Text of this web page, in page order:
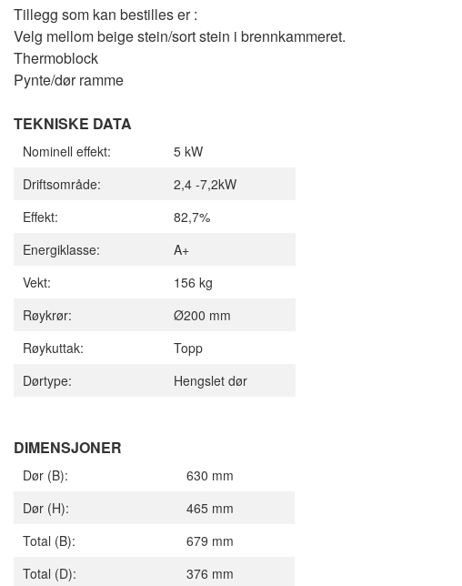
Tillegg som kan bestilles er :
Velg mellom beige stein/sort stein i brennkammeret.
Thermoblock
Pynte/dør ramme
TEKNISKE DATA
Nominell effekt:
5 kW
Driftsområde:
2,4 -7,2kW
Effekt:
82,7%
Energiklasse:
A+
Vekt:
156 kg
Røykrør:
Ø200 mm
Røykuttak:
Topp
Dørtype:
Hengslet dør
DIMENSJONER
Dør (B):
630 mm
Dør (H):
465 mm
Total (B):
679 mm
Total (D):
376 mm